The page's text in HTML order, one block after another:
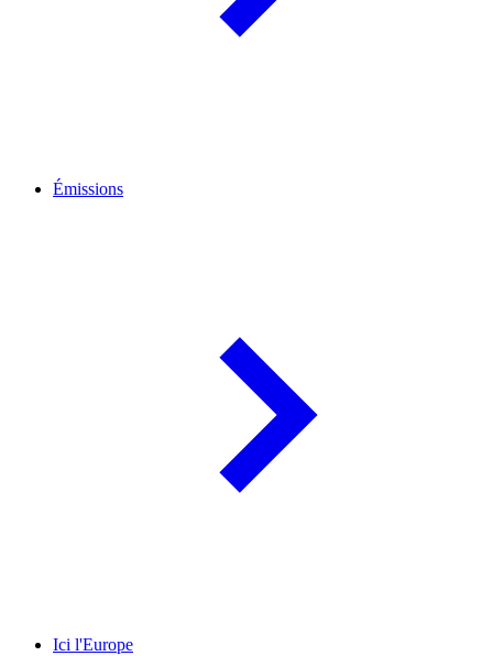
Émissions
Ici l'Europe